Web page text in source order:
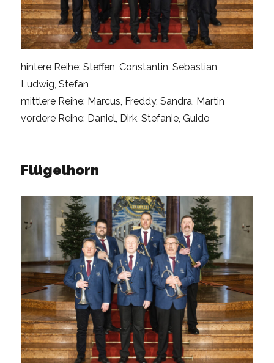
hintere Reihe: Steffen, Constantin, Sebastian,
Ludwig, Stefan
mittlere Reihe: Marcus, Freddy, Sandra, Martin
vordere Reihe: Daniel, Dirk, Stefanie, Guido
Flügelhorn